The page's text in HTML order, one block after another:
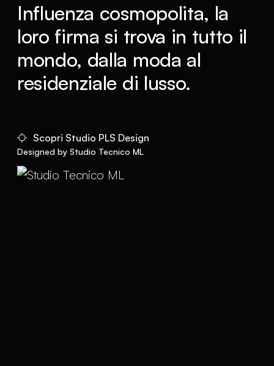
Influenza cosmopolita, la
loro firma si trova in tutto il
mondo, dalla moda al
residenziale di lusso.
Scopri Studio PLS Design
Designed by Studio Tecnico ML